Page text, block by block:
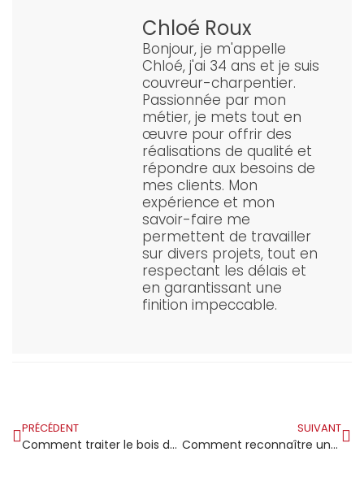
Chloé Roux
Bonjour, je m'appelle
Chloé, j'ai 34 ans et je suis
couvreur-charpentier.
Passionnée par mon
métier, je mets tout en
œuvre pour offrir des
réalisations de qualité et
répondre aux besoins de
mes clients. Mon
expérience et mon
savoir-faire me
permettent de travailler
sur divers projets, tout en
respectant les délais et
en garantissant une
finition impeccable.
PRÉCÉDENT
Comment traiter le bois de charpente contre le mérule ?
SUIVANT
Comment reconnaître une charpente bois attaquée ?